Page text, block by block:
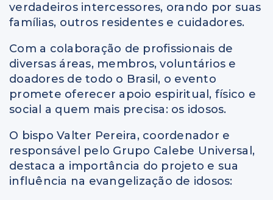
verdadeiros intercessores, orando por suas
famílias, outros residentes e cuidadores.
Com a colaboração de profissionais de
diversas áreas, membros, voluntários e
doadores de todo o Brasil, o evento
promete oferecer apoio espiritual, físico e
social a quem mais precisa: os idosos.
O bispo Valter Pereira, coordenador e
responsável pelo Grupo Calebe Universal,
destaca a importância do projeto e sua
influência na evangelização de idosos: